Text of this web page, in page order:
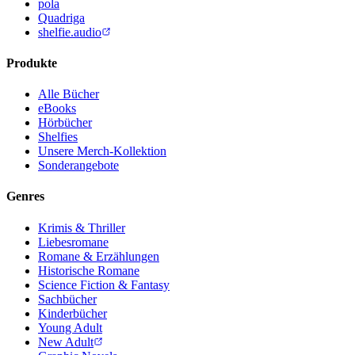
pola
Quadriga
shelfie.audio
Produkte
Alle Bücher
eBooks
Hörbücher
Shelfies
Unsere Merch-Kollektion
Sonderangebote
Genres
Krimis & Thriller
Liebesromane
Romane & Erzählungen
Historische Romane
Science Fiction & Fantasy
Sachbücher
Kinderbücher
Young Adult
New Adult